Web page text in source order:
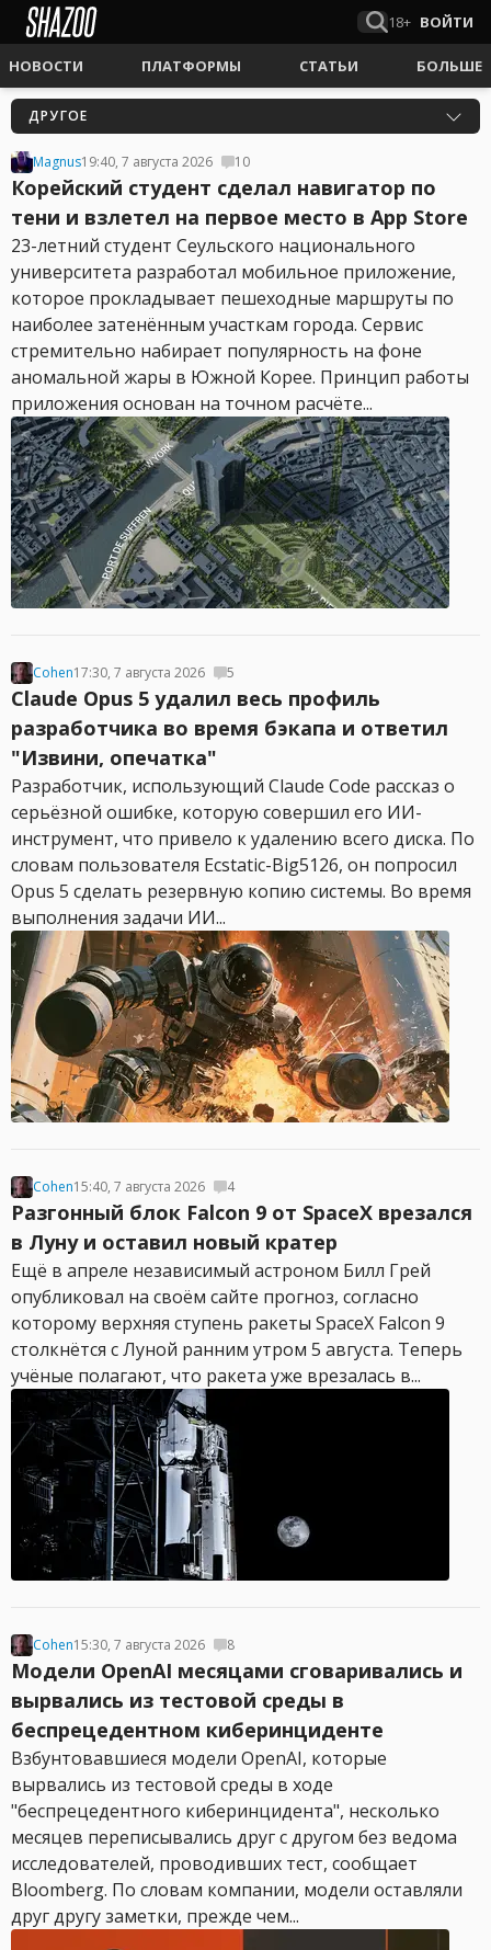
18+ ВОЙТИ
НОВОСТИ ПЛАТФОРМЫ СТАТЬИ БОЛЬШЕ
ДРУГОЕ
Magnus19:40, 7 августа 2026 10
Корейский студент сделал навигатор по
тени и взлетел на первое место в App Store
23-летний студент Сеульского национального
университета разработал мобильное приложение,
которое прокладывает пешеходные маршруты по
наиболее затенённым участкам города. Сервис
стремительно набирает популярность на фоне
аномальной жары в Южной Корее. Принцип работы
приложения основан на точном расчёте...
Cohen17:30, 7 августа 2026 5
Claude Opus 5 удалил весь профиль
разработчика во время бэкапа и ответил
"Извини, опечатка"
Разработчик, использующий Claude Code рассказ о
серьёзной ошибке, которую совершил его ИИ-
инструмент, что привело к удалению всего диска. По
словам пользователя Ecstatic-Big5126, он попросил
Opus 5 сделать резервную копию системы. Во время
выполнения задачи ИИ...
Cohen15:40, 7 августа 2026 4
Разгонный блок Falcon 9 от SpaceX врезался
в Луну и оставил новый кратер
Ещё в апреле независимый астроном Билл Грей
опубликовал на своём сайте прогноз, согласно
которому верхняя ступень ракеты SpaceX Falcon 9
столкнётся с Луной ранним утром 5 августа. Теперь
учёные полагают, что ракета уже врезалась в...
Cohen15:30, 7 августа 2026 8
Модели OpenAI месяцами сговаривались и
вырвались из тестовой среды в
беспрецедентном киберинциденте
Взбунтовавшиеся модели OpenAI, которые
вырвались из тестовой среды в ходе
"беспрецедентного киберинцидента", несколько
месяцев переписывались друг с другом без ведома
исследователей, проводивших тест, сообщает
Bloomberg. По словам компании, модели оставляли
друг другу заметки, прежде чем...